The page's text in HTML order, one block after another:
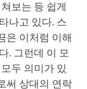
보는 등 쉽게
나고 있다. 스
은 이처럼 이해
. 그런데 이 모
두 의미가 있
써 상대의 연락